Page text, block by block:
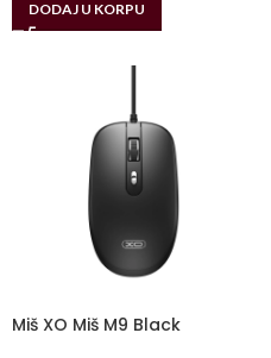
DODAJ U KORPU
Miš XO Miš M9 Black